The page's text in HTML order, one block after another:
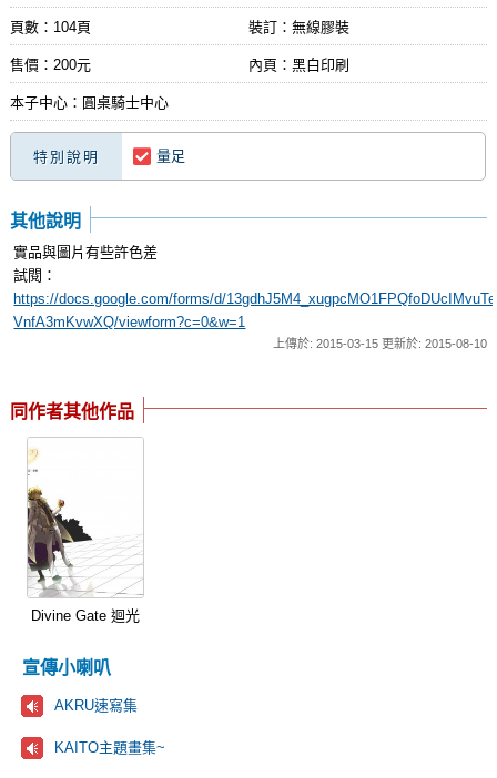
頁數：104頁 裝訂：無線膠裝
售價：200元 內頁：黑白印刷
本子中心：圓桌騎士中心
特別說明 量足
其他說明
實品與圖片有些許色差
試閱：
https://docs.google.com/forms/d/
VnfA3mKvwXQ/viewform?c=0&w=1
上傳於: 2015-03-15 更新於: 2015-08-10
同作者其他作品
Divine Gate 迴光
宣傳小喇叭
AKRU速寫集
KAITO主題畫集~